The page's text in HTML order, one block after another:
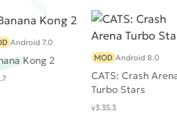
стоит отметить не самую
а также донат,
прохождения
раз. Игру следует
любителям жанра.
Kong 2
Android 7.0
CATS: Crash
Turbo Stars
MOD Android 8.0
v3.35.3